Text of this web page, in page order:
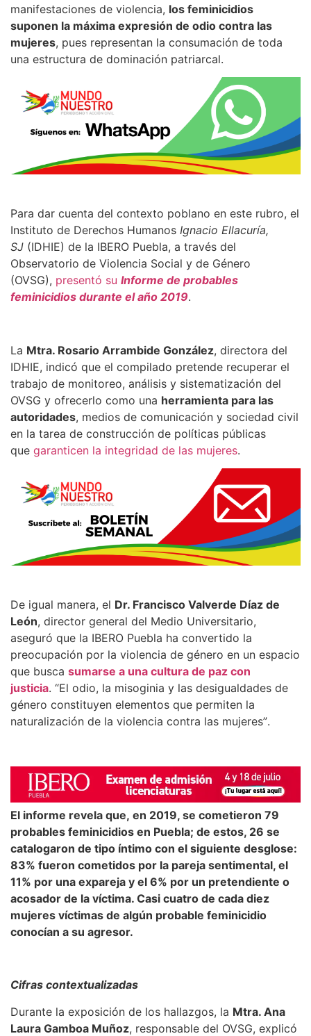
manifestaciones de violencia, los feminicidios
suponen la máxima expresión de odio contra las
mujeres, pues representan la consumación de toda
una estructura de dominación patriarcal.
Para dar cuenta del contexto poblano en este rubro, el
Instituto de Derechos Humanos Ignacio Ellacuría,
SJ (IDHIE) de la IBERO Puebla, a través del
Observatorio de Violencia Social y de Género
(OVSG), presentó su Informe de probables
feminicidios durante el año 2019.
La Mtra. Rosario Arrambide González, directora del
IDHIE, indicó que el compilado pretende recuperar el
trabajo de monitoreo, análisis y sistematización del
OVSG y ofrecerlo como una herramienta para las
autoridades, medios de comunicación y sociedad civil
en la tarea de construcción de políticas públicas
que garanticen la integridad de las mujeres.
De igual manera, el Dr. Francisco Valverde Díaz de
León, director general del Medio Universitario,
aseguró que la IBERO Puebla ha convertido la
preocupación por la violencia de género en un espacio
que busca sumarse a una cultura de paz con
justicia. “El odio, la misoginia y las desigualdades de
género constituyen elementos que permiten la
naturalización de la violencia contra las mujeres”.
El informe revela que, en 2019, se cometieron 79
probables feminicidios en Puebla; de estos, 26 se
catalogaron de tipo íntimo con el siguiente desglose:
83% fueron cometidos por la pareja sentimental, el
11% por una expareja y el 6% por un pretendiente o
acosador de la víctima. Casi cuatro de cada diez
mujeres víctimas de algún probable feminicidio
conocían a su agresor.
Cifras contextualizadas
Durante la exposición de los hallazgos, la Mtra. Ana
Laura Gamboa Muñoz, responsable del OVSG, explicó